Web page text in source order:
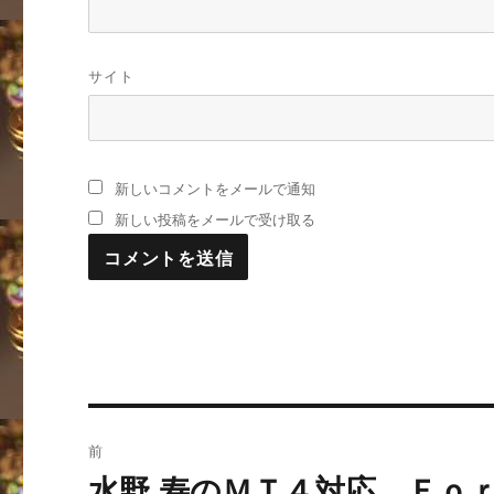
サイト
新しいコメントをメールで通知
新しい投稿をメールで受け取る
稿
前
過